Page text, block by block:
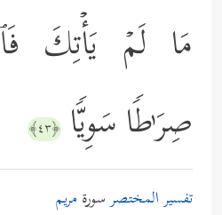
مَا لَمۡ یَأۡتِكَ
صِرَ ٰ⁠طࣰا سَوِیࣰّا ﴿٤٣﴾
تفسير المختصرسورة مريم